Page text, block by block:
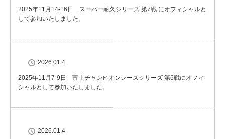
2025年11月14-16日 スーパー耐久シリーズ 第7戦 にオフィシャルと
して参加いたしました。
2026.01.4
2025年11月7-9日 富士チャンピオンレースシリーズ 第6戦にオフィ
シャルとして参加いたしました。
2026.01.4